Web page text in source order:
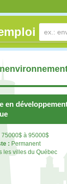
en
75000$ à 95000$
: Permanent
les villes du Québec